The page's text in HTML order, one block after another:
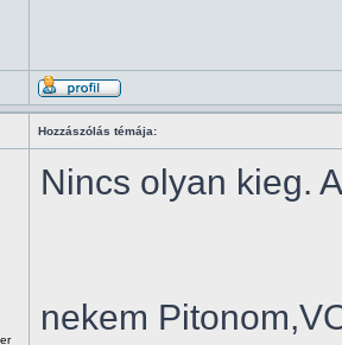
Hozzászólás témája:
Nincs olyan kieg.
nekem